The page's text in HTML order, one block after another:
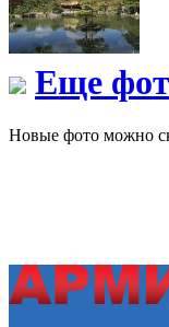
Еще
Новые фото можно